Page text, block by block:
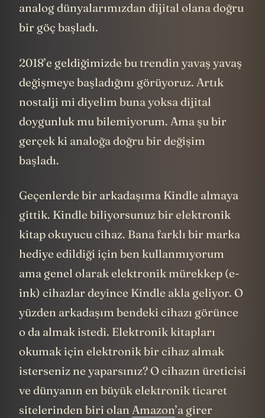
analog dünyalarımızdan dijital olana doğru
bir göç başladı.
2018’e geldiğimizde bu trendin yavaş yavaş
değişmeye başladığını görüyoruz. Artık
nostalji mi diyelim buna yoksa dijital
doygunluk mu bilemiyorum. Ama şu bir
gerçek ki analoğa doğru bir değişim
başladı.
Geçenlerde bir arkadaşıma Kindle almaya
gittik. Kindle biliyorsunuz bir elektronik
kitap okuyucu cihaz. Bana farklı bir marka
hediye edildiği için ben kullanmıyorum
ama genel olarak elektronik mürekkep (e-
ink) cihazlar deyince Kindle akla geliyor. O
yüzden arkadaşım bendeki cihazı görünce
o da almak istedi. Elektronik kitapları
okumak için elektronik bir cihaz almak
isterseniz ne yaparsınız? O cihazın üreticisi
ve dünyanın en büyük elektronik ticaret
sitelerinden biri olan Amazon’a girer